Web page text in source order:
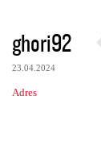
ghori92
23.04.2024
Adres